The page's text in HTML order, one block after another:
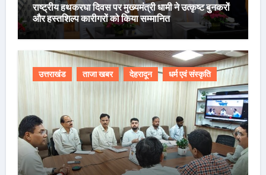
राष्ट्रीय हथकरघा दिवस पर मुख्यमंत्री धामी ने उत्कृष्ट बुनकरों
और हस्तशिल्प कारीगरों को किया सम्मानित
उत्तराखंड ताजा खबर देहरादून धर्म एवं संस्कृति